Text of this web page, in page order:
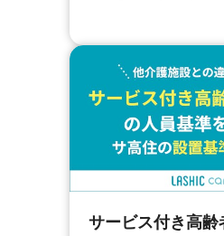
サービス付き高齢